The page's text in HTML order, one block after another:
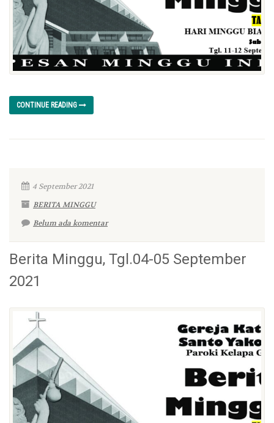
CONTINUE READING
4 September 2021
BERITA MINGGU
Belum ada komentar
Berita Minggu, Tgl.04-05 September
2021